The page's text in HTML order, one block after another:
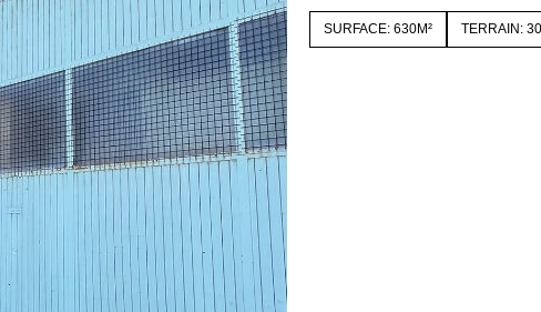
SURFACE: 630M² TERRAIN: